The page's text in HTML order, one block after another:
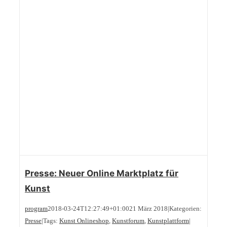
Presse: Neuer Online Marktplatz für
Kunst
program2018-03-24T12:27:49+01:0021 März 2018|Kategorien:
Presse|Tags: Kunst Onlineshop, Kunstforum, Kunstplattform|